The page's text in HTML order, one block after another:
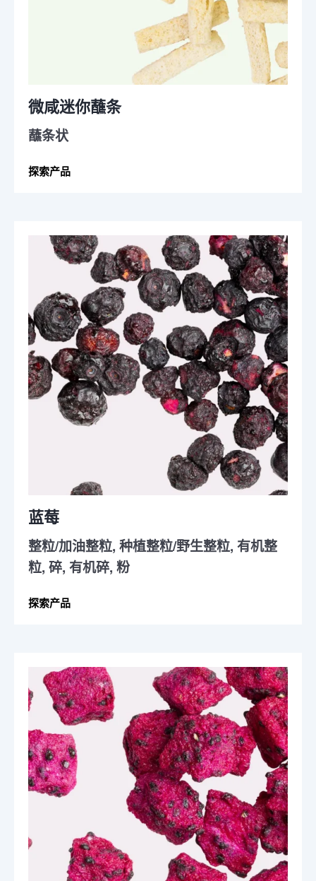
微咸迷你蘸条
蘸条状
探索产品
蓝莓
整粒/加油整粒, 种植整粒/野生整粒, 有机整
粒, 碎, 有机碎, 粉
探索产品